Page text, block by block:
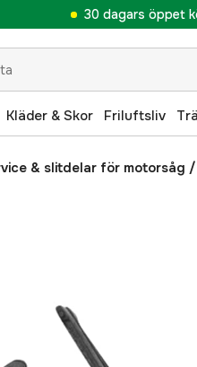
30 dagars öppet
Kläder & Skor Friluftsliv
& slitdelar för motorsåg /